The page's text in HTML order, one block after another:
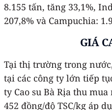
8.155 tấn, tăng 33,1%,
207,8% và Campuchia:
GIÁ
Tại thị trường trong
tại các công ty lớn tiếp
ty Cao su Bà Rịa thu
452 đồng/độ TSC/kg áp